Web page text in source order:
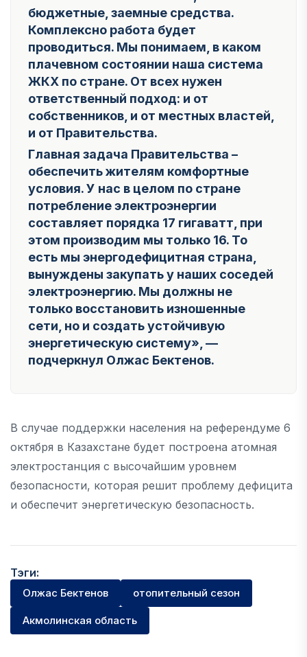
бюджетные, заемные средства.
Комплексно работа будет
проводиться. Мы понимаем, в каком
плачевном состоянии наша система
ЖКХ по стране. От всех нужен
ответственный подход: и от
собственников, и от местных властей,
и от Правительства.
Главная задача Правительства –
обеспечить жителям комфортные
условия. У нас в целом по стране
потребление электроэнергии
составляет порядка 17 гигаватт, при
этом производим мы только 16. То
есть мы энергодефицитная страна,
вынуждены закупать у наших соседей
электроэнергию. Мы должны не
только восстановить изношенные
сети, но и создать устойчивую
энергетическую систему» , —
подчеркнул Олжас Бектенов.
В случае поддержки населения на референдуме 6
октября в Казахстане будет построена атомная
электростанция с высочайшим уровнем
безопасности, которая решит проблему дефицита
и обеспечит энергетическую безопасность.
Тэги:
Олжас Бектенов отопительный сезон
Акмолинская область